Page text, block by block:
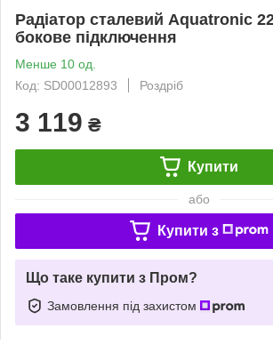
Радіатор сталевий Aquatronic
бокове підключення
Менше 10 од.
Код: SD00012893
Роздріб
3 119 ₴
Купити
або
Купити з
Що таке купити з Пром?
Замовлення під захистом